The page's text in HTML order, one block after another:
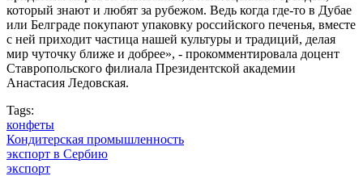
который знают и любят за рубежом. Ведь когда где-то в Дубае
или Белграде покупают упаковку российского печенья, вместе
с ней приходит частица нашей культуры и традиций, делая
мир чуточку ближе и добрее», - прокомментировала доцент
Ставропольского филиала Президентской академии
Анастасия Ледовская.
Tags:
конфеты
Кондитерская промышленность
экспорт в Сербию
экспорт